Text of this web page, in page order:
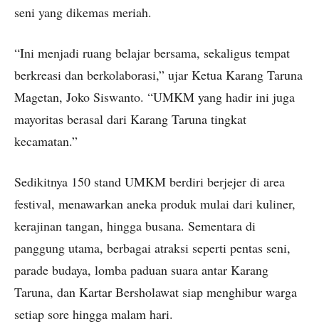
seni yang dikemas meriah.
“Ini menjadi ruang belajar bersama, sekaligus tempat
berkreasi dan berkolaborasi,” ujar Ketua Karang Taruna
Magetan, Joko Siswanto. “UMKM yang hadir ini juga
mayoritas berasal dari Karang Taruna tingkat
kecamatan.”
Sedikitnya 150 stand UMKM berdiri berjejer di area
festival, menawarkan aneka produk mulai dari kuliner,
kerajinan tangan, hingga busana. Sementara di
panggung utama, berbagai atraksi seperti pentas seni,
parade budaya, lomba paduan suara antar Karang
Taruna, dan Kartar Bersholawat siap menghibur warga
setiap sore hingga malam hari.